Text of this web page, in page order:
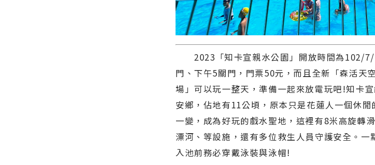
2023「知卡宣親水公園」開放時間為102/
門、下午5關門，門票50元，而且全新「森活天
場」可以玩一整天，準備一起來放電玩吧!知卡
安鄉，佔地有11公頃，原本只是花蓮人一個休
一變，成為好玩的戲水聖地，這裡有8米高旋轉
漂河、等設施，還有多位救生人員守護安全。一
入池前務必穿戴泳裝與泳帽!